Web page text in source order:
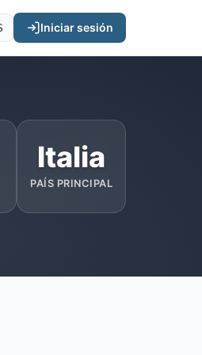
Iniciar sesión
Italia
PAÍS PRINCIPAL